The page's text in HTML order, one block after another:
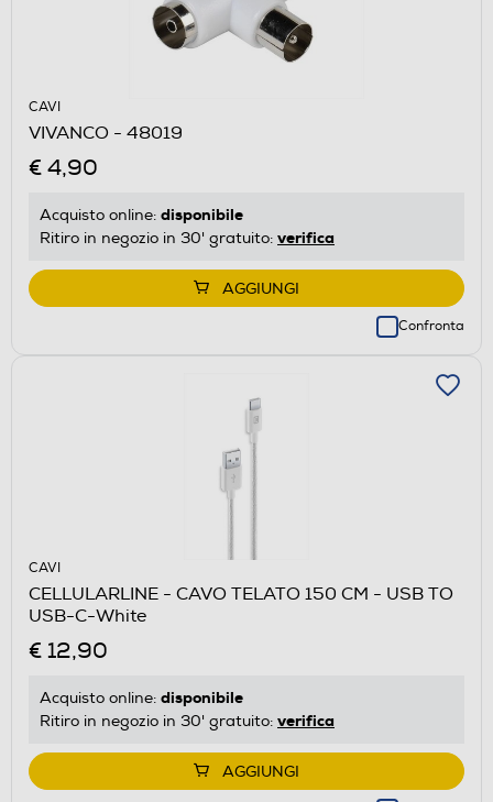
CAVI
VIVANCO - 48019
€ 4,90
Acquisto online: disponibile
Ritiro in negozio in 30' gratuito: verifica
AGGIUNGI
Confronta
CAVI
CELLULARLINE - CAVO TELATO 150 CM - USB TO
USB-C-White
€ 12,90
Acquisto online: disponibile
Ritiro in negozio in 30' gratuito: verifica
AGGIUNGI